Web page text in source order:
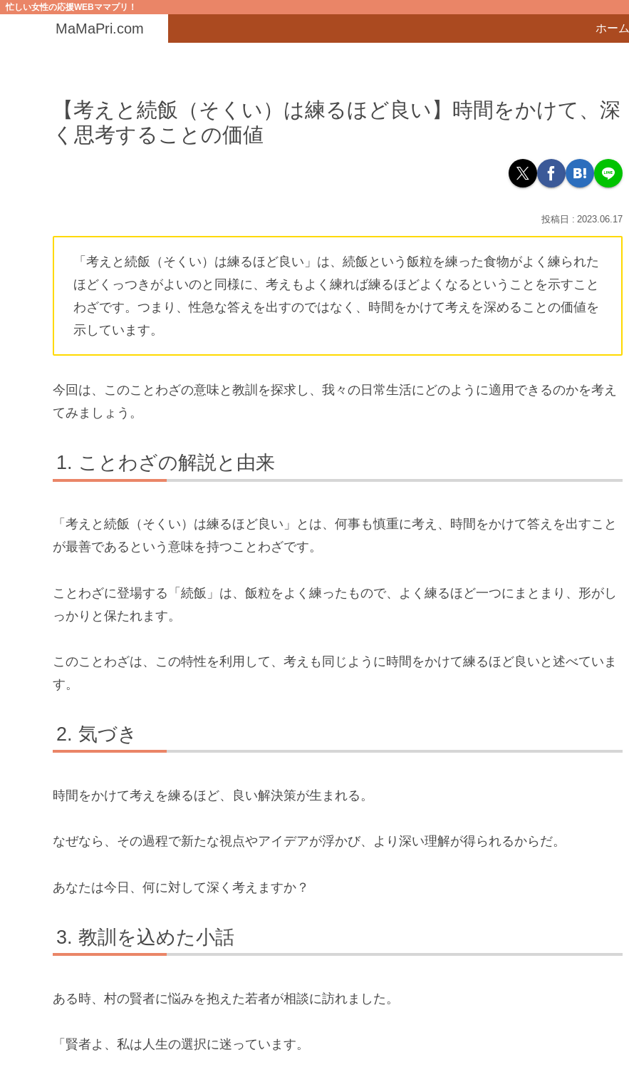
忙しい女性の応援WEBママプリ！
MaMaPri.com ホーム
【考えと続飯（そくい）は練るほど良い】時間をかけて、深
く思考することの価値
2023.06.17
「考えと続飯（そくい）は練るほど良い」は、続飯という飯粒を練った食物がよく練られた
ほどくっつきがよいのと同様に、考えもよく練れば練るほどよくなるということを示すこと
わざです。つまり、性急な答えを出すのではなく、時間をかけて考えを深めることの価値を
示しています。
今回は、このことわざの意味と教訓を探求し、我々の日常生活にどのように適用できるのかを考え
てみましょう。
ことわざの解説と由来
「考えと続飯（そくい）は練るほど良い」とは、何事も慎重に考え、時間をかけて答えを出すこと
が最善であるという意味を持つことわざです。
ことわざに登場する「続飯」は、飯粒をよく練ったもので、よく練るほど一つにまとまり、形がし
っかりと保たれます。
このことわざは、この特性を利用して、考えも同じように時間をかけて練るほど良いと述べていま
す。
気づき
時間をかけて考えを練るほど、良い解決策が生まれる。
なぜなら、その過程で新たな視点やアイデアが浮かび、より深い理解が得られるからだ。
あなたは今日、何に対して深く考えますか？
教訓を込めた小話
ある時、村の賢者に悩みを抱えた若者が相談に訪れました。
「賢者よ、私は人生の選択に迷っています。